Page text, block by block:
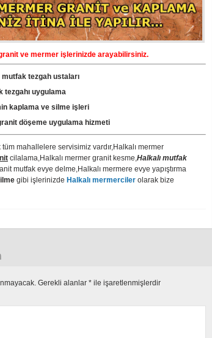
ve mermer işlerinizde arayabilirsiniz.
tezgah ustaları
tezgahı uygulama
kaplama ve silme işleri
döşeme uygulama hizmeti
tüm mahallelere servisimiz vardır,Halkalı mermer
cilalama,Halkalı mermer granit kesme, Halkalı mutfak
mutfak evye delme,Halkalı mermere evye yapıştırma
gibi işlerinizde Halkalı mermerciler olarak bize
Gerekli alanlar * ile işaretlenmişlerdir